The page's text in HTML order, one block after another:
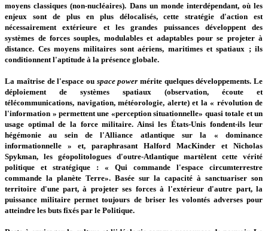
moyens classiques (non-nucléaires). Dans un monde interdépendant, où les
enjeux sont de plus en plus délocalisés, cette stratégie d'action est
nécessairement extérieure et les grandes puissances développent des
systèmes de forces souples, modulables et adaptables pour se projeter à
distance. Ces moyens militaires sont aériens, maritimes et spatiaux ; ils
conditionnent l'aptitude à la présence globale.
La maîtrise de l'espace ou space power mérite quelques développements. Le
déploiement de systèmes spatiaux (observation, écoute et
télécommunications, navigation, météorologie, alerte) et la « révolution de
l'information » permettent une «perception situationnelle» quasi totale et un
usage optimal de la force militaire. Ainsi les États-Unis fondent-ils leur
hégémonie au sein de l'Alliance atlantique sur la « dominance
informationnelle » et, paraphrasant Halford MacKinder et Nicholas
Spykman, les géopolitologues d'outre-Atlantique martèlent cette vérité
politique et stratégique : « Qui commande l'espace circumterrestre
commande la planète Terre». Basée sur la capacité à sanctuariser son
territoire d'une part, à projeter ses forces à l'extérieur d'autre part, la
puissance militaire permet toujours de briser les volontés adverses pour
atteindre les buts fixés par le Politique.